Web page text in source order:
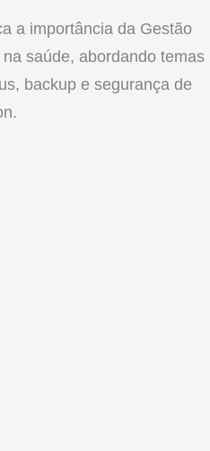
a importância da Gestão
saúde, abordando temas
backup e segurança de